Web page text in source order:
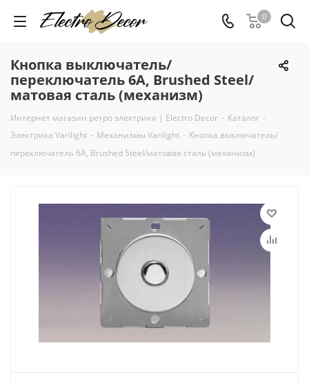
0
Кнопка выключатель/
переключатель 6А, Brushed Steel/
матовая сталь (механизм)
Интернет магазин ретро электрики | Electro Decor - Каталог -
Электрика Varilight - Механизмы Varilight - Кнопка выключатель/
переключатель 6А, Brushed Steel/матовая сталь (механизм)